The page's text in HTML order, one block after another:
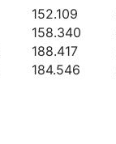
152.109
158.340
188.417
184.546